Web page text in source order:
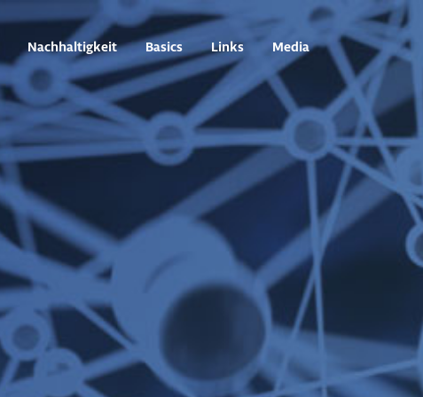
Nachhaltigkeit Basics Links Media